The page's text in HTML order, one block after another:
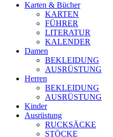
Karten & Bücher
KARTEN
FÜHRER
LITERATUR
KALENDER
Damen
BEKLEIDUNG
AUSRÜSTUNG
Herren
BEKLEIDUNG
AUSRÜSTUNG
Kinder
Ausrüstung
RUCKSÄCKE
STÖCKE